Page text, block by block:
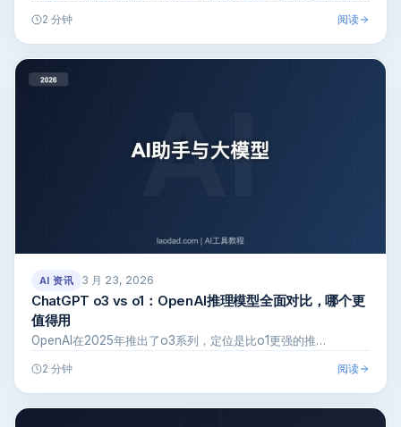
些说法是…
2 分钟 阅读
AI 资讯 3 月 23, 2026
ChatGPT o3 vs o1：OpenAI推理模型全面对比，哪个更
值得用
OpenAI在2025年推出了o3系列，定位是比o1更强的推…
2 分钟 阅读